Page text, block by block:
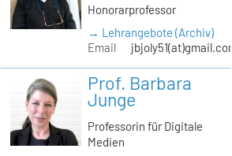
Honorarprofessor
→ Lehrangebote (Archiv)
Email
Prof. Barbara
Junge
Professorin für Digitale
Medien